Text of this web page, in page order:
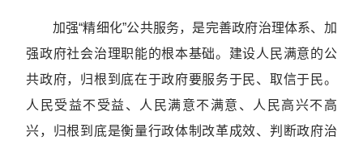
加强“精细化”公共服务，是完善政府治理体系、加
强政府社会治理职能的根本基础。建设人民满意的公
共政府，归根到底在于政府要服务于民、取信于民。
人民受益不受益、人民满意不满意、人民高兴不高
兴，归根到底是衡量行政体制改革成效、判断政府治